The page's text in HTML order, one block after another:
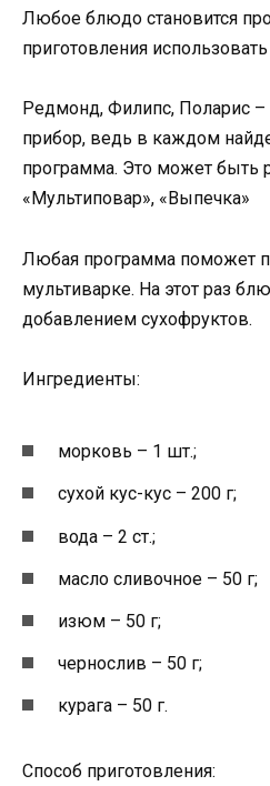
Любое блюдо становится
приготовления
Редмонд, Филипс, Поларис
прибор, ведь в каждом
программа. Это может быть
«Мультиповар», «Выпечка»
Любая программа поможет
мультиварке. На этот раз
добавлением сухофруктов.
Ингредиенты:
морковь – 1 шт.;
сухой кус-кус – 200 г;
вода – 2 ст.;
масло сливочное – 50 г;
изюм – 50 г;
чернослив – 50 г;
курага – 50 г.
Способ приготовления: